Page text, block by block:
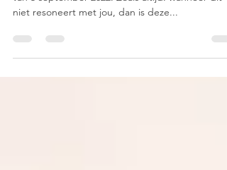
Hieronder vind je een stuk van een QHHT-sessie
niet resoneert met jou, dan is deze...